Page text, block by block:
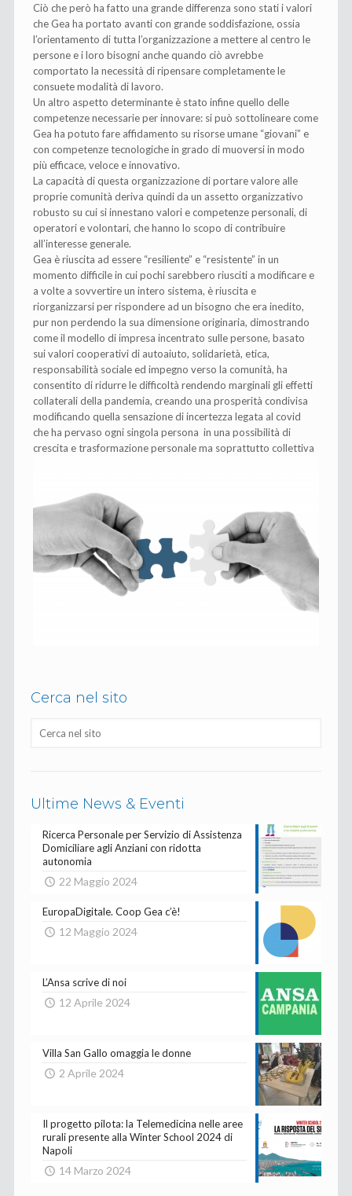
Ciò che però ha fatto una grande differenza sono stati i valori
che Gea ha portato avanti con grande soddisfazione, ossia
l’orientamento di tutta l’organizzazione a mettere al centro le
persone e i loro bisogni anche quando ciò avrebbe
comportato la necessità di ripensare completamente le
consuete modalità di lavoro.
Un altro aspetto determinante è stato infine quello delle
competenze necessarie per innovare: si può sottolineare come
Gea ha potuto fare affidamento su risorse umane “giovani” e
con competenze tecnologiche in grado di muoversi in modo
più efficace, veloce e innovativo.
La capacità di questa organizzazione di portare valore alle
proprie comunità deriva quindi da un assetto organizzativo
robusto su cui si innestano valori e competenze personali, di
operatori e volontari, che hanno lo scopo di contribuire
all’interesse generale.
Gea è riuscita ad essere “resiliente” e “resistente” in un
momento difficile in cui pochi sarebbero riusciti a modificare e
a volte a sovvertire un intero sistema, è riuscita e
riorganizzarsi per rispondere ad un bisogno che era inedito,
pur non perdendo la sua dimensione originaria, dimostrando
come il modello di impresa incentrato sulle persone, basato
sui valori cooperativi di autoaiuto, solidarietà, etica,
responsabilità sociale ed impegno verso la comunità, ha
consentito di ridurre le difficoltà rendendo marginali gli effetti
collaterali della pandemia, creando una prosperità condivisa
modificando quella sensazione di incertezza legata al covid
che ha pervaso ogni singola persona in una possibilità di
crescita e trasformazione personale ma soprattutto collettiva
Cerca nel sito
Ultime News & Eventi
Ricerca Personale per Servizio di Assistenza
Domiciliare agli Anziani con ridotta
autonomia
22 Maggio 2024
EuropaDigitale. Coop Gea c’è!
12 Maggio 2024
L’Ansa scrive di noi
12 Aprile 2024
Villa San Gallo omaggia le donne
2 Aprile 2024
Il progetto pilota: la Telemedicina nelle aree
rurali presente alla Winter School 2024 di
Napoli
14 Marzo 2024